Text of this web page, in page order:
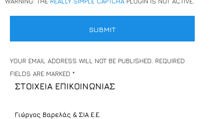
YOUR EMAIL ADDRESS WILL NOT BE PUBLISHED. REQUIRED
FIELDS ARE MARKED *
ΣΤΟΙΧΕΙΑ ΕΠΙΚΟΙΝΩΝΙΑΣ
Γιώργος Βαρελάς & ΣΙΑ Ε.Ε.